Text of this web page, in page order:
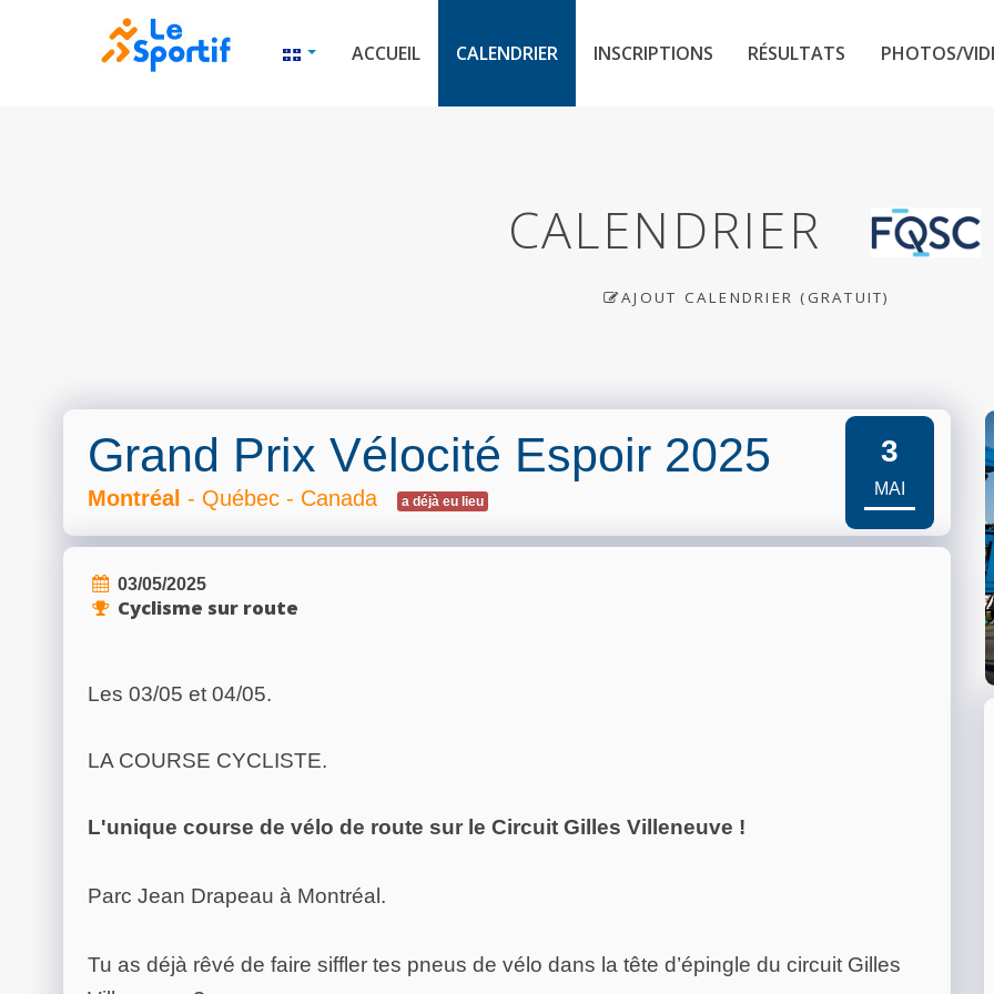
ACCUEIL CALENDRIER INSCRIPTIONS RÉSULTATS PHOTOS/
CALENDRIER
AJOUT CALENDRIER (GRATUIT)
Grand Prix Vélocité Espoir 2025
Montréal - Québec - Canada a déjà eu lieu
3
MAI
03/05/2025
Cyclisme sur route
Les 03/05 et 04/05.
LA COURSE CYCLISTE.
L'unique course de vélo de route sur le Circuit Gilles Villeneuve !
Parc Jean Drapeau à Montréal.
Tu as déjà rêvé de faire siffler tes pneus de vélo dans la tête d’épingle du circuit Gilles